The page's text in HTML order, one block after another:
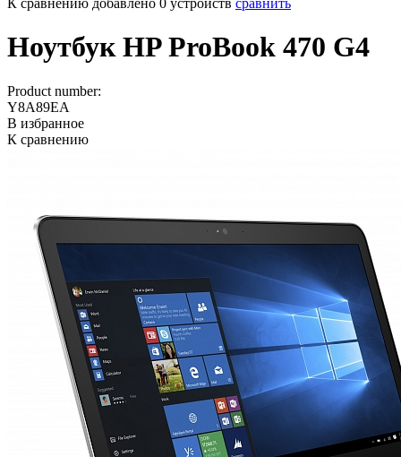
К сравнению добавлено 0 устройств сравнить
Ноутбук HP ProBook 470 G4
Product number:
Y8A89EA
В избранное
К сравнению